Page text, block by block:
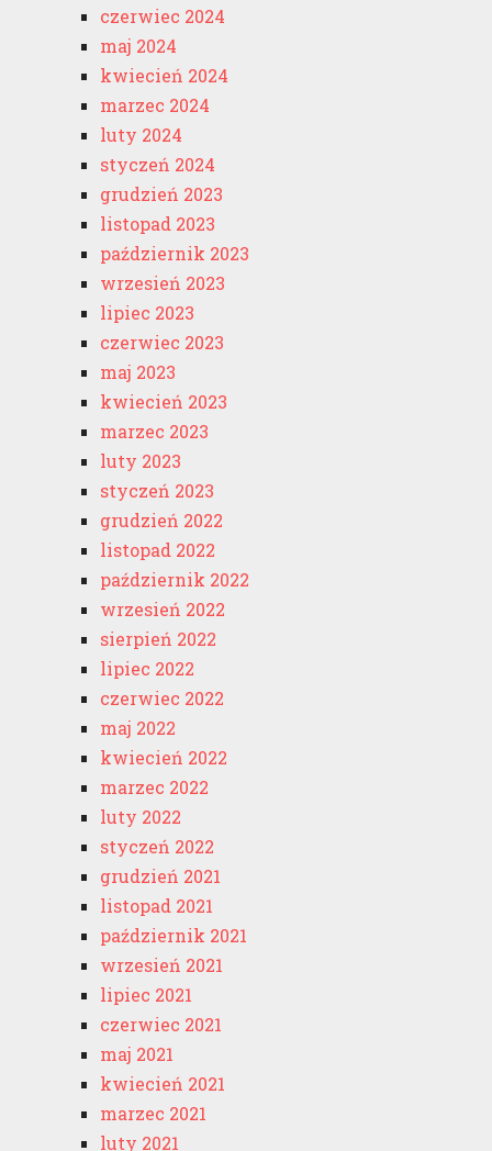
czerwiec 2024
maj 2024
kwiecień 2024
marzec 2024
luty 2024
styczeń 2024
grudzień 2023
listopad 2023
październik 2023
wrzesień 2023
lipiec 2023
czerwiec 2023
maj 2023
kwiecień 2023
marzec 2023
luty 2023
styczeń 2023
grudzień 2022
listopad 2022
październik 2022
wrzesień 2022
sierpień 2022
lipiec 2022
czerwiec 2022
maj 2022
kwiecień 2022
marzec 2022
luty 2022
styczeń 2022
grudzień 2021
listopad 2021
październik 2021
wrzesień 2021
lipiec 2021
czerwiec 2021
maj 2021
kwiecień 2021
marzec 2021
luty 2021